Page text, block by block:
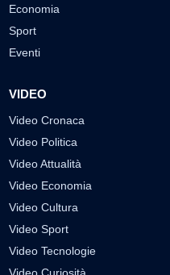
Economia
Sport
Eventi
VIDEO
Video Cronaca
Video Politica
Video Attualità
Video Economia
Video Cultura
Video Sport
Video Tecnologie